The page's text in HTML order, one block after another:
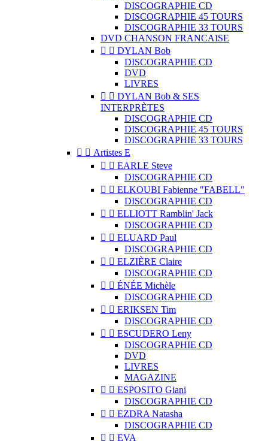
DISCOGRAPHIE CD
DISCOGRAPHIE 45 TOURS
DISCOGRAPHIE 33 TOURS
DVD CHANSON FRANCAISE
  DYLAN Bob
DISCOGRAPHIE CD
DVD
LIVRES
  DYLAN Bob & SES
INTERPRÈTES
DISCOGRAPHIE CD
DISCOGRAPHIE 45 TOURS
DISCOGRAPHIE 33 TOURS
  Artistes E
  EARLE Steve
DISCOGRAPHIE CD
  ELKOUBI Fabienne "FABELL"
DISCOGRAPHIE CD
  ELLIOTT Ramblin' Jack
DISCOGRAPHIE CD
  ELUARD Paul
DISCOGRAPHIE CD
  ELZIÈRE Claire
DISCOGRAPHIE CD
  ÉNÉE Michèle
DISCOGRAPHIE CD
  ERIKSEN Tim
DISCOGRAPHIE CD
  ESCUDERO Leny
DISCOGRAPHIE CD
DVD
LIVRES
MAGAZINE
  ESPOSITO Giani
DISCOGRAPHIE CD
  EZDRA Natasha
DISCOGRAPHIE CD
  EVA